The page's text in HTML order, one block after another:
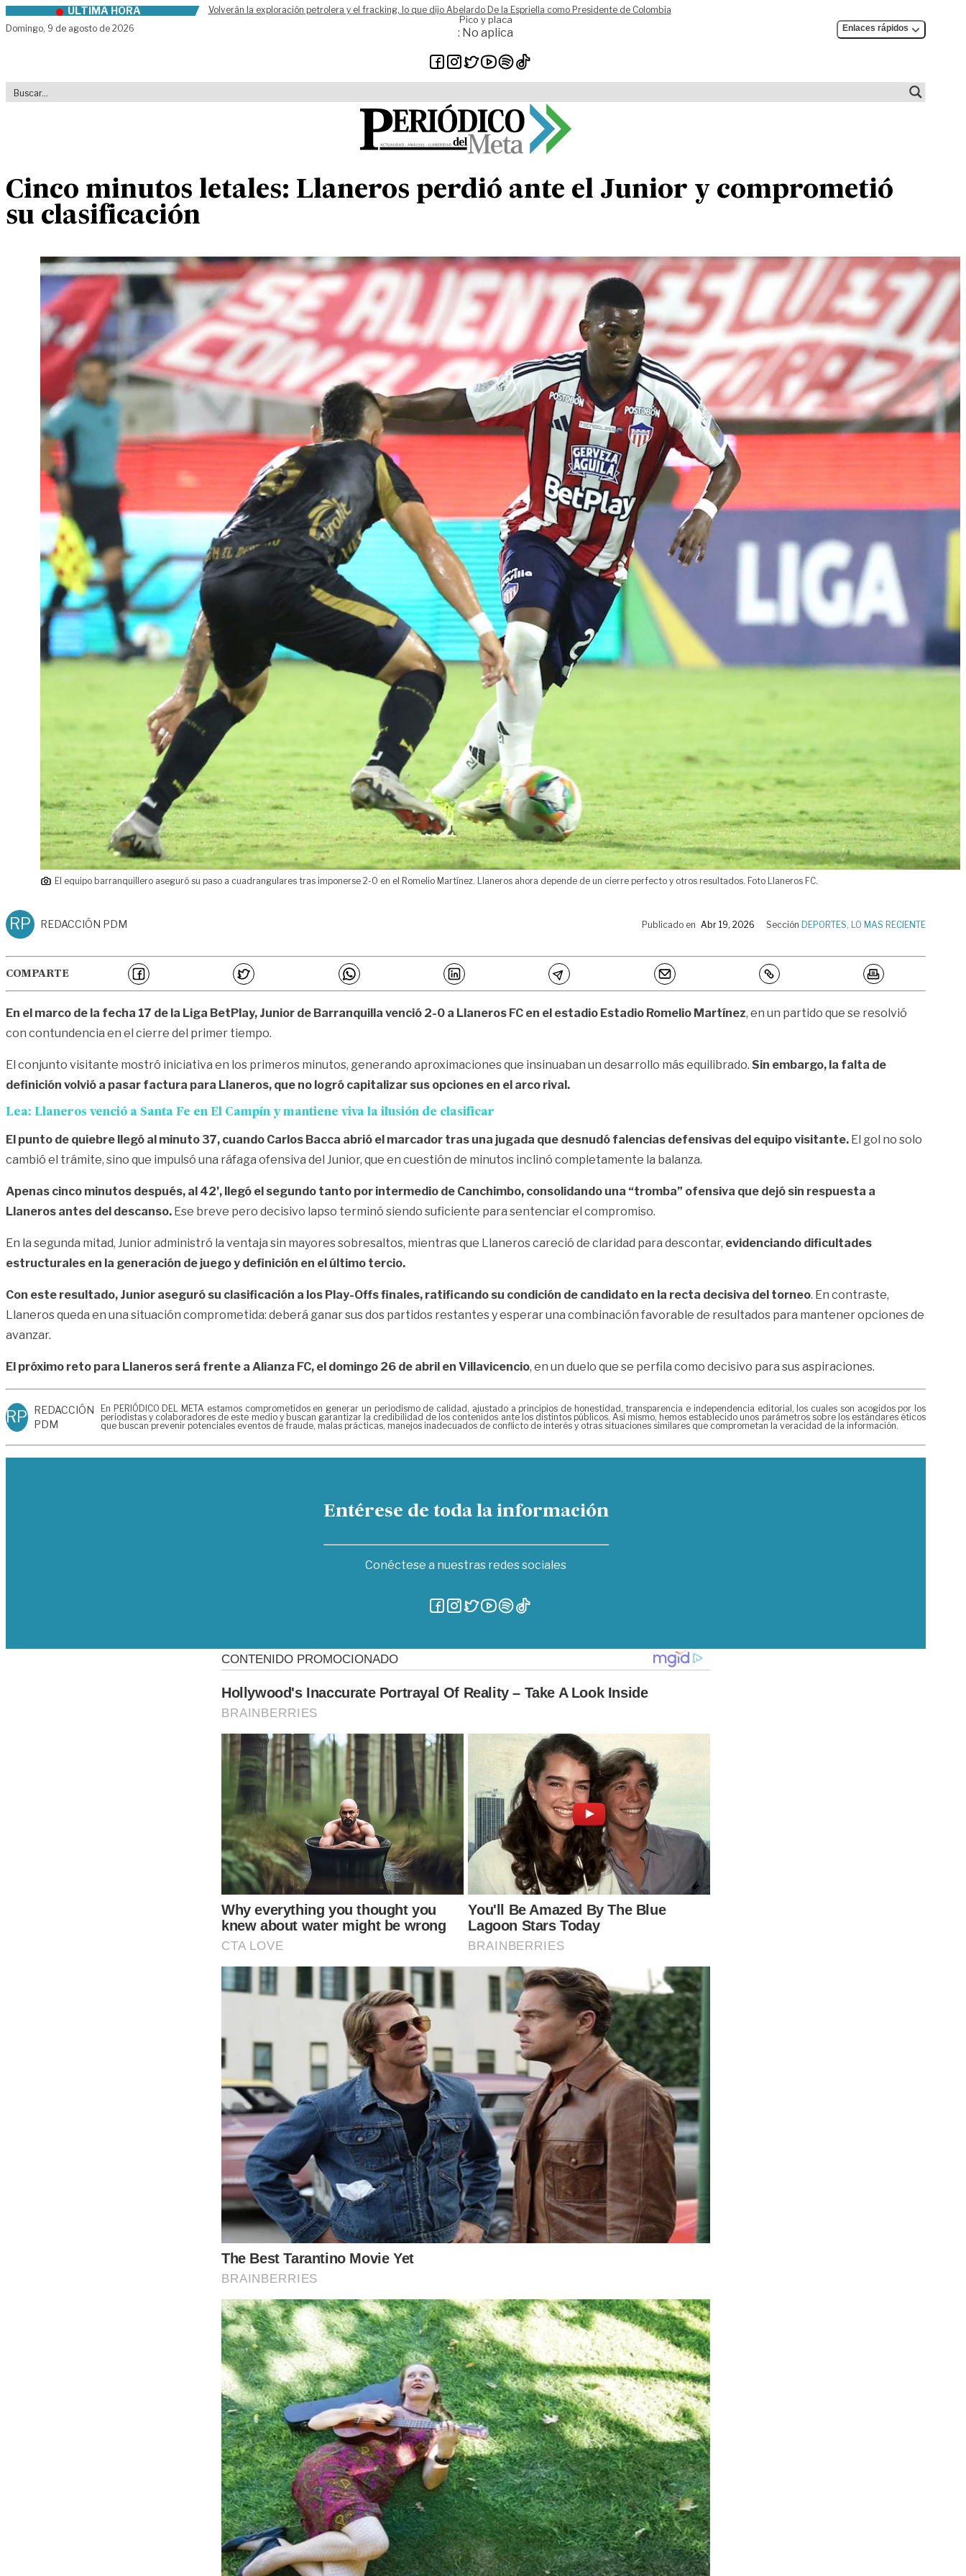
Skip to contentÚLTIMA HORA
Volverán la exploración petrolera y el fracking, lo que dijo Abelardo De la Espriella como Presidente de Colombia
Domingo, 9 de agosto de 2026
Pico y placa
: No aplica Enlaces rápidos
Cinco minutos letales: Llaneros perdió ante el Junior y comprometió
su clasificación
El equipo barranquillero aseguró su paso a cuadrangulares tras imponerse 2-0 en el Romelio Martínez. Llaneros ahora depende de un cierre perfecto y otros resultados. Foto Llaneros FC.
RP REDACCIÓN PDM Publicado en Abr 19, 2026 Sección DEPORTES, LO MAS RECIENTE
COMPARTE
En el marco de la fecha 17 de la Liga BetPlay, Junior de Barranquilla venció 2-0 a Llaneros FC en el estadio Estadio Romelio Martínez, en un partido que se resolvió
con contundencia en el cierre del primer tiempo.
El conjunto visitante mostró iniciativa en los primeros minutos, generando aproximaciones que insinuaban un desarrollo más equilibrado. Sin embargo, la falta de
definición volvió a pasar factura para Llaneros, que no logró capitalizar sus opciones en el arco rival.
Lea: Llaneros venció a Santa Fe en El Campín y mantiene viva la ilusión de clasificar
El punto de quiebre llegó al minuto 37, cuando Carlos Bacca abrió el marcador tras una jugada que desnudó falencias defensivas del equipo visitante. El gol no solo
cambió el trámite, sino que impulsó una ráfaga ofensiva del Junior, que en cuestión de minutos inclinó completamente la balanza.
Apenas cinco minutos después, al 42’, llegó el segundo tanto por intermedio de Canchimbo, consolidando una “tromba” ofensiva que dejó sin respuesta a
Llaneros antes del descanso. Ese breve pero decisivo lapso terminó siendo suficiente para sentenciar el compromiso.
En la segunda mitad, Junior administró la ventaja sin mayores sobresaltos, mientras que Llaneros careció de claridad para descontar, evidenciando dificultades
estructurales en la generación de juego y definición en el último tercio.
Con este resultado, Junior aseguró su clasificación a los Play-Offs finales, ratificando su condición de candidato en la recta decisiva del torneo. En contraste,
Llaneros queda en una situación comprometida: deberá ganar sus dos partidos restantes y esperar una combinación favorable de resultados para mantener opciones de
avanzar.
El próximo reto para Llaneros será frente a Alianza FC, el domingo 26 de abril en Villavicencio, en un duelo que se perfila como decisivo para sus aspiraciones.
RP REDACCIÓN
PDM
En PERIÓDICO DEL META estamos comprometidos en generar un periodismo de calidad, ajustado a principios de honestidad, transparencia e independencia editorial, los cuales son acogidos por los
periodistas y colaboradores de este medio y buscan garantizar la credibilidad de los contenidos ante los distintos públicos. Así mismo, hemos establecido unos parámetros sobre los estándares éticos
que buscan prevenir potenciales eventos de fraude, malas prácticas, manejos inadecuados de conflicto de interés y otras situaciones similares que comprometan la veracidad de la información.
Entérese de toda la información
Conéctese a nuestras redes sociales